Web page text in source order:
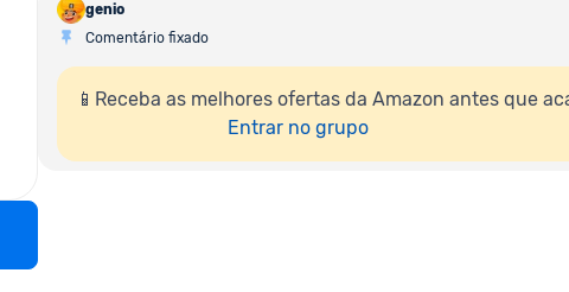
genio
Comentário fixado
📱Receba as melhores ofertas da Amazon antes que
Entrar no grupo